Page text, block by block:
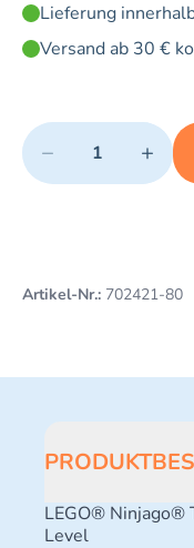
Lieferung
Versand ab 30 €
Quantity
− +
Minimum quantity: 1
Add 1 item to cart
Artikel-Nr.: 702421-80
LEGO® Ninjago®
Level